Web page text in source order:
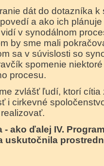
dát do dotazníka k
a ako ich
v synodálnom
by sme mali
sa v súvislosti so
spomenie
procesu.
zvlášť ľudí, ktorí
i cirkevné
- ako ďalej IV.
uskutočnila